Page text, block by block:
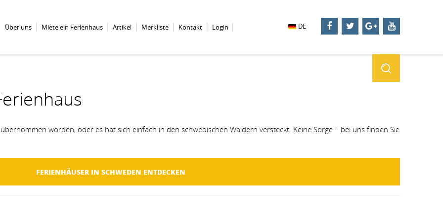
Über uns Miete ein Ferienhaus Artikel Merkliste Kontakt Login DE
worden, oder es hat sich einfach in den schwedischen Wäldern versteckt. Keine Sorge – bei uns finden Sie
FERIENHÄUSER IN SCHWEDEN ENTDECKEN